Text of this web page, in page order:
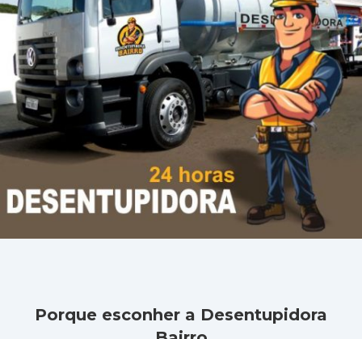
Porque esconher a Desentupidora